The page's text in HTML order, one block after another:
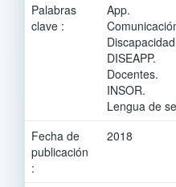
Palabras
clave :
App.
DISEAPP.
Docentes.
INSOR.
Lengua de
Fecha de
publicación
:
2018